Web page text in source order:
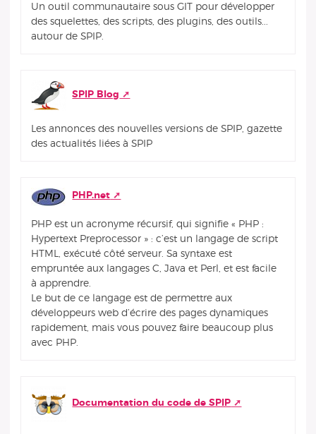
Un outil communautaire sous GIT pour développer
des squelettes, des scripts, des plugins, des outils...
autour de SPIP.
SPIP Blog
Les annonces des nouvelles versions de SPIP, gazette
des actualités liées à SPIP
PHP.net
PHP est un acronyme récursif, qui signifie « PHP :
Hypertext Preprocessor » : c’est un langage de script
HTML, exécuté côté serveur. Sa syntaxe est
empruntée aux langages C, Java et Perl, et est facile
à apprendre.
Le but de ce langage est de permettre aux
développeurs web d’écrire des pages dynamiques
rapidement, mais vous pouvez faire beaucoup plus
avec PHP.
Documentation du code de SPIP